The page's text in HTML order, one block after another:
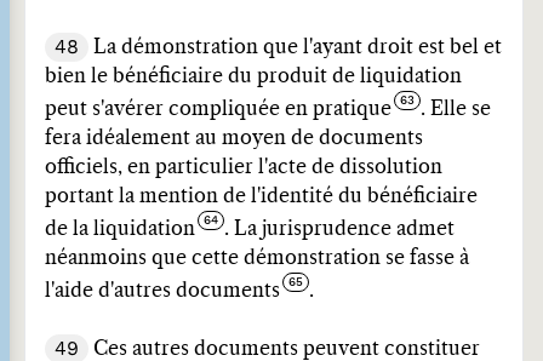
48
La démonstration que l'ayant droit est bel et
bien le bénéficiaire du produit de liquidation
peut s'avérer compliquée en pratique
. Elle se
fera idéalement au moyen de documents
officiels, en particulier l'acte de dissolution
portant la mention de l'identité du bénéficiaire
de la liquidation
. La jurisprudence admet
néanmoins que cette démonstration se fasse à
l'aide d'autres documents
.
49
Ces autres documents peuvent constituer